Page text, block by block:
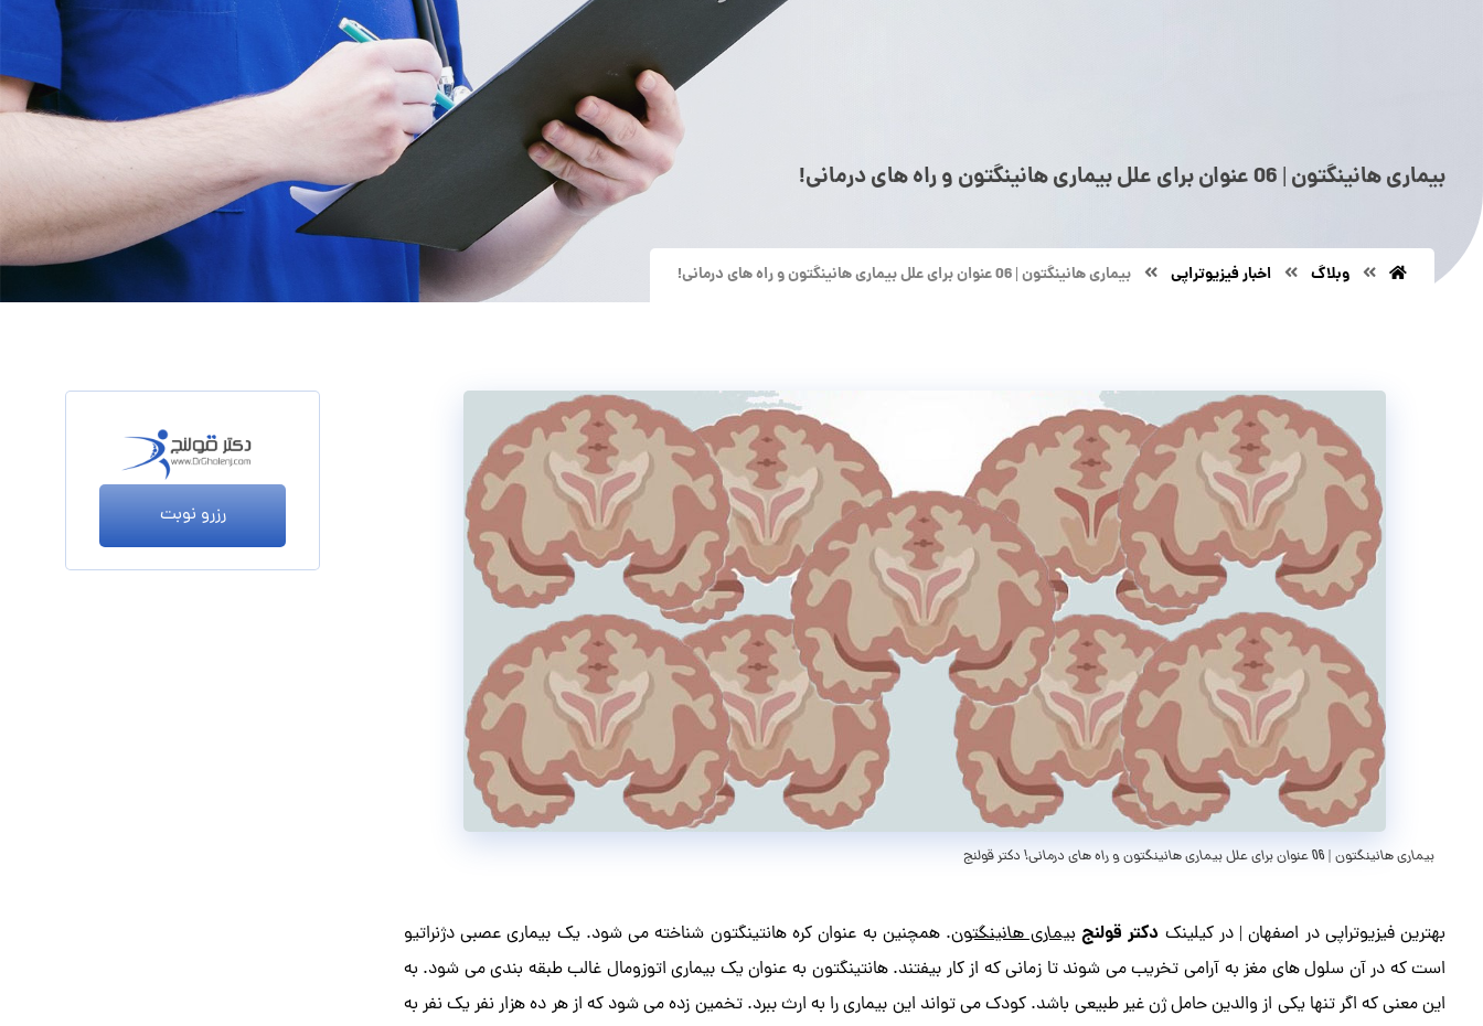
بیماری هانینگتون | 06 عنوان برای علل بیماری هانینگتون و راه های درمانی!
وبلاگ اخبار فیزیوتراپی بیماری هانینگتون | 06 عنوان برای علل بیماری هانینگتون و راه های درمانی!
بیماری هانینگتون | 06 عنوان برای علل بیماری هانینگتون و راه های درمانی! دکتر قولنج
بهترین فیزیوتراپی در اصفهان | در کیلینک دکتر قولنجبیماری هانینگتون. همچنین به عنوان کره هانتینگتون شناخته می شود. یک بیماری عصبی دژنراتیو
است که در آن سلول های مغز به آرامی تخریب می شوند تا زمانی که از کار بیفتند. هانتینگتون به عنوان یک بیماری اتوزومال غالب طبقه بندی می شود. به
این معنی که اگر تنها یکی از والدین حامل ژن غیر طبیعی باشد. کودک می تواند این بیماری را به ارث ببرد. تخمین زده می شود که از هر ده هزار نفر یک نفر به
رزرو نوبت